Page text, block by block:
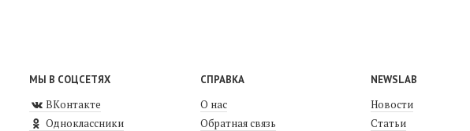
МЫ В СОЦСЕТЯХ
ВКонтакте
Одноклассники
СПРАВКА
О нас
Обратная связь
NEWSLAB
Новости
Статьи